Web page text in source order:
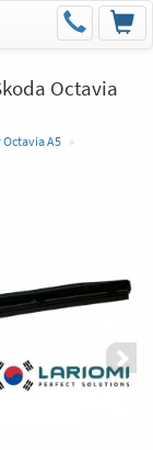
Octavia
Octavia A5